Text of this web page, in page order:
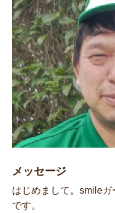
メッセージ
はじめまして。smile
です。